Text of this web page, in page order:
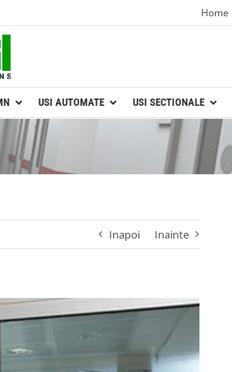
Home
USI AUTOMATE USI SECTIONALE
Inapoi Inainte